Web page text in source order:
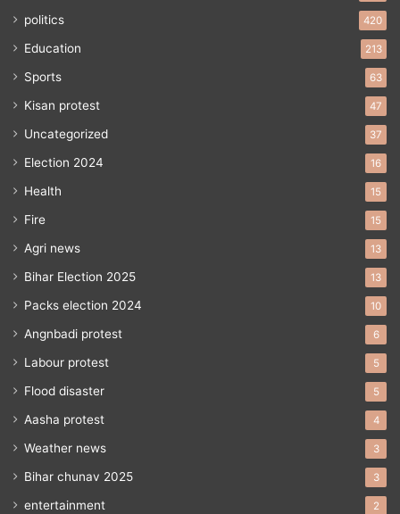
politics 420
Education 213
Sports 63
Kisan protest 47
Uncategorized 37
Election 2024 16
Health 15
Fire 15
Agri news 13
Bihar Election 2025 13
Packs election 2024 10
Angnbadi protest 6
Labour protest 5
Flood disaster 5
Aasha protest 4
Weather news 3
Bihar chunav 2025 3
entertainment 2